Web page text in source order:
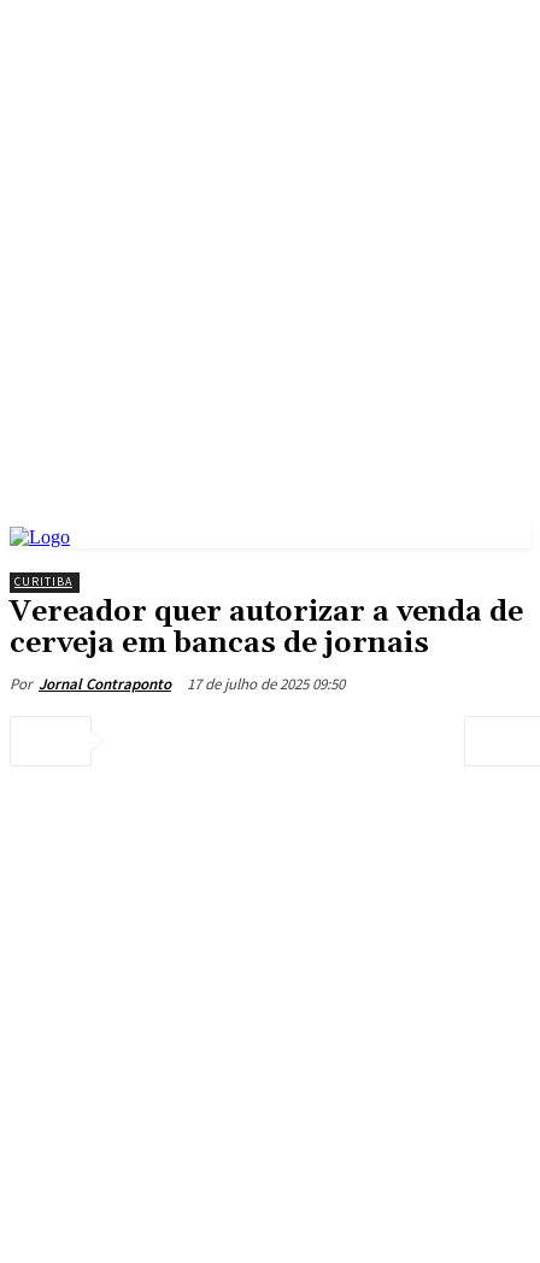
CURITIBA
Vereador quer autorizar a venda de
cerveja em bancas de jornais
Por Jornal Contraponto 17 de julho de 2025 09:50